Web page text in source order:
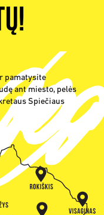
pamatysite
ant miesto, pelės
Spiečiaus